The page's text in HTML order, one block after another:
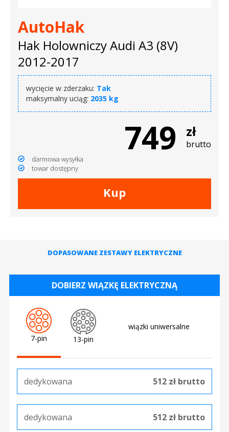
AutoHak
Hak Holowniczy Audi A3 (8V)
2012-2017
wycięcie w zderzaku: Tak
maksymalny uciąg: 2035 kg
749 zł
brutto
darmowa wysyłka
towar dostępny
Kup
DOPASOWANE ZESTAWY ELEKTRYCZNE
DOBIERZ WIĄZKĘ ELEKTRYCZNĄ
7-pin 13-pin
wiązki uniwersalne
dedykowana 512 zł brutto
dedykowana 512 zł brutto